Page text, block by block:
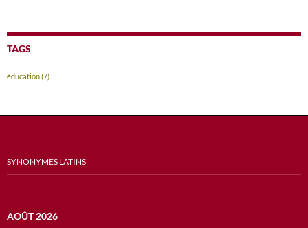
TAGS
éducation(7)
SYNONYMES LATINS
AOÛT 2026